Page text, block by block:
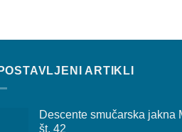
ARTIKLI
Descente smučarska jakna
št. 42